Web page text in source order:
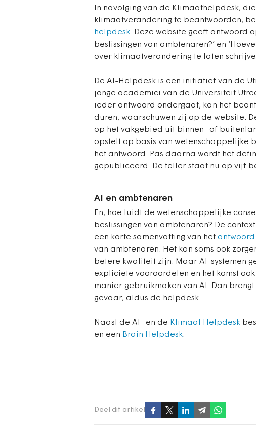
In navolging van de Klimaathelpdesk,
klimaatverandering te beantwoorden,
helpdesk. Deze website geeft antwoord
beslissingen van ambtenaren?’ en
over klimaatverandering te laten
De AI-Helpdesk is een initiatief van de
jonge academici van de Universiteit
ieder antwoord ondergaat, kan het
duren, waarschuwen zij op de website.
op het vakgebied uit binnen- of
opstelt op basis van wetenschappelijke
het antwoord. Pas daarna wordt het
gepubliceerd. De teller staat nu op vijf
AI en ambtenaren
En, hoe luidt de wetenschappelijke
beslissingen van ambtenaren? De
een korte samenvatting van het antwoord
van ambtenaren. Het kan soms ook
betere kwaliteit zijn. Maar AI-systemen
expliciete vooroordelen en het komst
manier gebruikmaken van AI. Dan
gevaar, aldus de helpdesk.
Naast de AI- en de Klimaat Helpdesk
en een Brain Helpdesk.
Deel dit artikel